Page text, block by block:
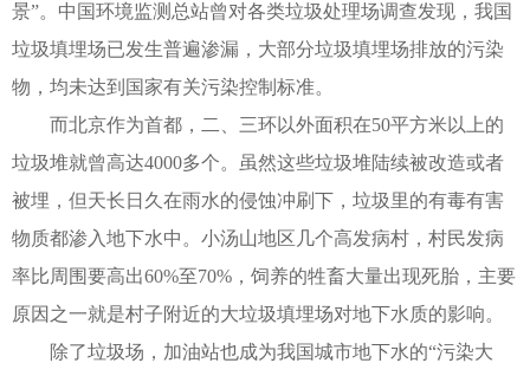
景”。中国环境监测总站曾对各类垃圾处理场调查发现，我国
垃圾填埋场已发生普遍渗漏，大部分垃圾填埋场排放的污染
物，均未达到国家有关污染控制标准。
而北京作为首都，二、三环以外面积在50平方米以上的
垃圾堆就曾高达4000多个。虽然这些垃圾堆陆续被改造或者
被埋，但天长日久在雨水的侵蚀冲刷下，垃圾里的有毒有害
物质都渗入地下水中。小汤山地区几个高发病村，村民发病
率比周围要高出60%至70%，饲养的牲畜大量出现死胎，主要
原因之一就是村子附近的大垃圾填埋场对地下水质的影响。
除了垃圾场，加油站也成为我国城市地下水的“污染大